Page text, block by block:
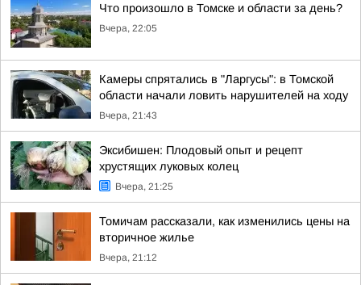
Что произошло в Томске и области за день?
Вчера, 22:05
Камеры спрятались в "Ларгусы": в Томской
области начали ловить нарушителей на ходу
Вчера, 21:43
Эксибишен: Плодовый опыт и рецепт
хрустящих луковых колец
Вчера, 21:25
Томичам рассказали, как изменились цены на
вторичное жилье
Вчера, 21:12